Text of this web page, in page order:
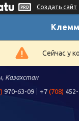
Создать сайт
Сейчас у
Казахстан
970-63-09 +7 (708)